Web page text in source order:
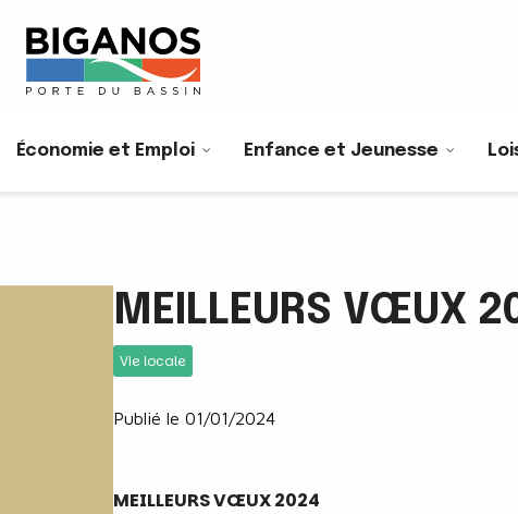
Économie et Emploi Enfance et Jeunesse
MEILLEURS VŒUX
Vie locale
Publié le 01/01/2024
MEILLEURS VŒUX 2024